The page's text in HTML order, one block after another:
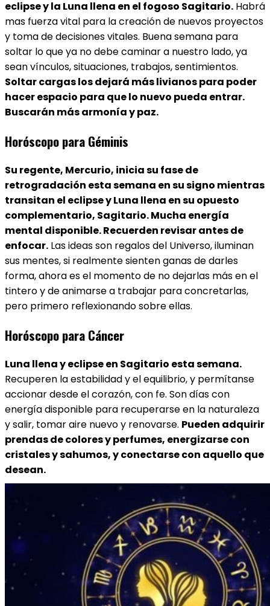
eclipse y la Luna llena en el fogoso Sagitario. Habrá
mas fuerza vital para la creación de nuevos proyectos
y toma de decisiones vitales. Buena semana para
soltar lo que ya no debe caminar a nuestro lado, ya
sean vínculos, situaciones, trabajos, sentimientos.
Soltar cargas los dejará más livianos para poder
hacer espacio para que lo nuevo pueda entrar.
Buscarán más armonía y paz.
Horóscopo para Géminis
Su regente, Mercurio, inicia su fase de
retrogradación esta semana en su signo mientras
transitan el eclipse y Luna llena en su opuesto
complementario, Sagitario. Mucha energía
mental disponible. Recuerden revisar antes de
enfocar. Las ideas son regalos del Universo, iluminan
sus mentes, si realmente sienten ganas de darles
forma, ahora es el momento de no dejarlas más en el
tintero y de animarse a trabajar para concretarlas,
pero primero reflexionando sobre ellas.
Horóscopo para Cáncer
Luna llena y eclipse en Sagitario esta semana.
Recuperen la estabilidad y el equilibrio, y permítanse
accionar desde el corazón, con fe. Son días con
energía disponible para recuperarse en la naturaleza
y salir, tomar aire nuevo y renovarse. Pueden adquirir
prendas de colores y perfumes, energizarse con
cristales y sahumos, y conectarse con aquello que
desean.